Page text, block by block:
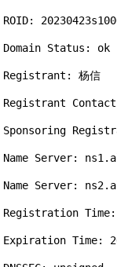
ROID:
Domain Status: ok
Registrant: 杨信
Registrant Contact
Sponsoring
Name Server:
Name Server:
Registration Time:
Expiration Time: